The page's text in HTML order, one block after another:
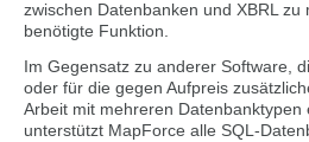
zwischen Datenbanken und XBRL zu
benötigte Funktion.
Im Gegensatz zu anderer Software,
oder für die gegen Aufpreis
Arbeit mit mehreren Datenbanktypen
unterstützt MapForce alle SQL-